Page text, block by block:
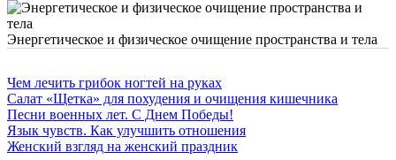
Энергетическое и физическое очищение пространства и тела
Чем лечить грибок ногтей на руках
Салат «Щетка» для похудения и очищения кишечника
Песни военных лет. С Днем Победы!
Язык чувств. Как улучшить отношения
Женский взгляд на женский праздник